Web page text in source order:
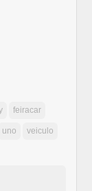
feiracar
uno veiculo